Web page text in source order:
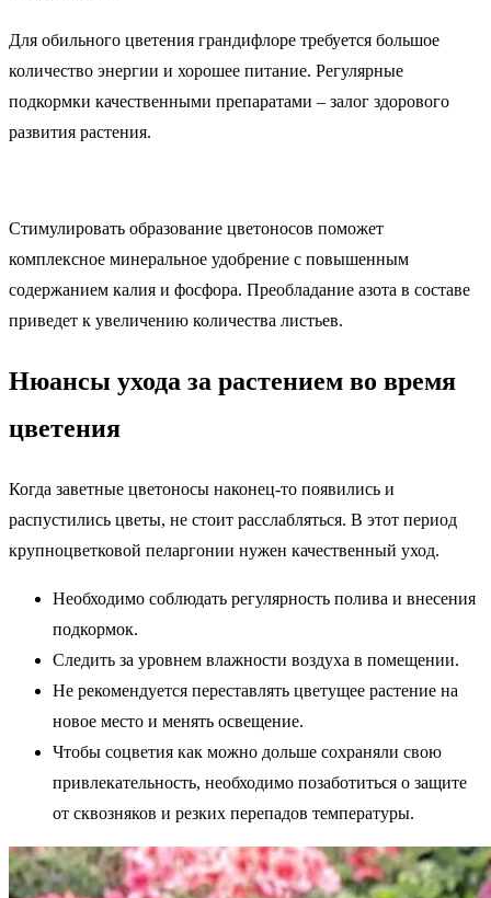
Для обильного цветения грандифлоре требуется большое
количество энергии и хорошее питание. Регулярные
подкормки качественными препаратами – залог здорового
развития растения.
Стимулировать образование цветоносов поможет
комплексное минеральное удобрение с повышенным
содержанием калия и фосфора. Преобладание азота в составе
приведет к увеличению количества листьев.
Нюансы ухода за растением во время
цветения
Когда заветные цветоносы наконец-то появились и
распустились цветы, не стоит расслабляться. В этот период
крупноцветковой пеларгонии нужен качественный уход.
Необходимо соблюдать регулярность полива и внесения
подкормок.
Следить за уровнем влажности воздуха в помещении.
Не рекомендуется переставлять цветущее растение на
новое место и менять освещение.
Чтобы соцветия как можно дольше сохраняли свою
привлекательность, необходимо позаботиться о защите
от сквозняков и резких перепадов температуры.